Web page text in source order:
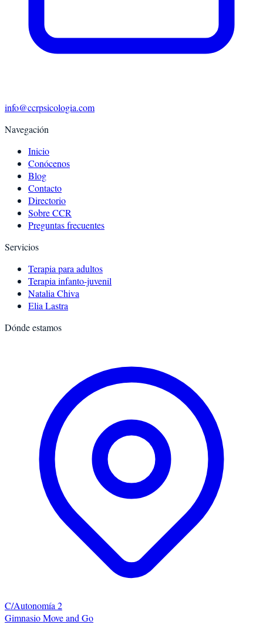
info@ccrpsicologia.com
Navegación
Inicio
Conócenos
Blog
Contacto
Directorio
Sobre CCR
Preguntas frecuentes
Servicios
Terapia para adultos
Terapia infanto-juvenil
Natalia Chiva
Elia Lastra
Dónde estamos
C/Autonomía 2
Gimnasio Move and Go